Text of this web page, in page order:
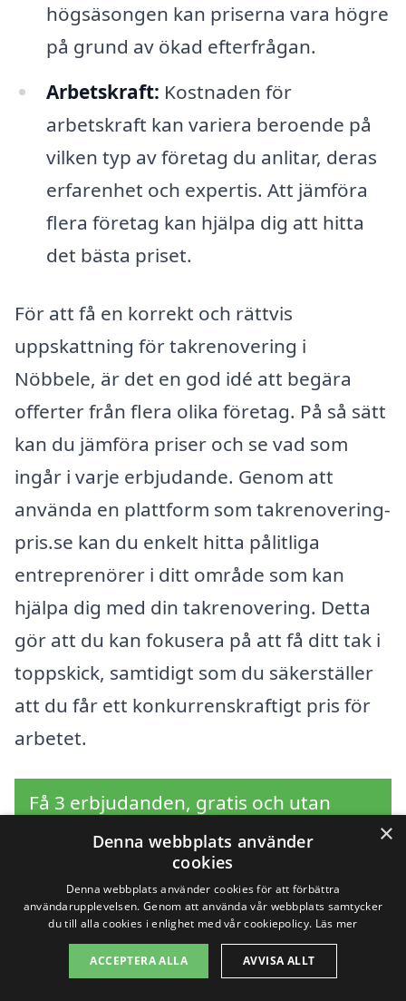
högsäsongen kan priserna vara högre
på grund av ökad efterfrågan.
Arbetskraft: Kostnaden för
arbetskraft kan variera beroende på
vilken typ av företag du anlitar, deras
erfarenhet och expertis. Att jämföra
flera företag kan hjälpa dig att hitta
det bästa priset.
För att få en korrekt och rättvis
uppskattning för takrenovering i
Nöbbele, är det en god idé att begära
offerter från flera olika företag. På så sätt
kan du jämföra priser och se vad som
ingår i varje erbjudande. Genom att
använda en plattform som takrenovering-
pris.se kan du enkelt hitta pålitliga
entreprenörer i ditt område som kan
hjälpa dig med din takrenovering. Detta
gör att du kan fokusera på att få ditt tak i
toppskick, samtidigt som du säkerställer
att du får ett konkurrenskraftigt pris för
arbetet.
Få 3 erbjudanden, gratis och utan
förpliktelser
Sök efter en
professionell för
×
Denna webbplats använder
cookies
Denna webbplats använder cookies för att förbättra
användarupplevelsen. Genom att använda vår webbplats samtycker
du till alla cookies i enlighet med vår cookiepolicy. Läs mer
ACCEPTERA ALLA AVVISA ALLT